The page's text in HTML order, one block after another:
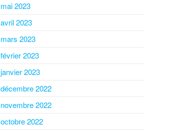
mai 2023
avril 2023
mars 2023
février 2023
janvier 2023
décembre 2022
novembre 2022
octobre 2022